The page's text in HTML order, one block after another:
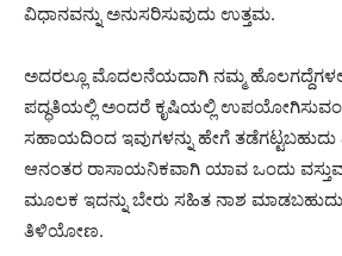
ವಿಧಾನವನ್ನು ಅನುಸರಿಸುವುದು ಉತ್ತಮ.
ಅದರಲ್ಲೂ ಮೊದಲನೆಯದಾಗಿ ನಮ್ಮ ಹೊಲಗದ್ದೆಗಳಲ್ಲಿ
ಪದ್ಧತಿಯಲ್ಲಿ ಅಂದರೆ ಕೃಷಿಯಲ್ಲಿ
ಸಹಾಯದಿಂದ ಇವುಗಳನ್ನು ಹೇಗೆ
ಆನಂತರ ರಾಸಾಯನಿಕವಾಗಿ ಯಾವ ಒಂದು
ಮೂಲಕ ಇದನ್ನು ಬೇರು ಸಹಿತ ನಾಶ ಮಾಡಬಹುದು
ತಿಳಿಯೋಣ.